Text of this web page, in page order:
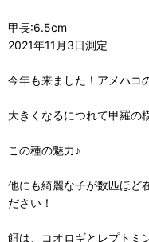
甲長:6.5cm
2021年11月3日測定
今年も来ました！アメハコ
大きくなるにつれて甲羅の
この種の魅力♪
他にも綺麗な子が数匹ほど
ださい！
餌は、コオロギとレプトミ